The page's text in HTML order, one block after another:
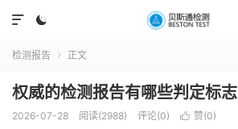


检测报告  正文
权威的检测报告有哪些判定标志
2026-07-28 阅读(2988) 评论(0)  赞(0)